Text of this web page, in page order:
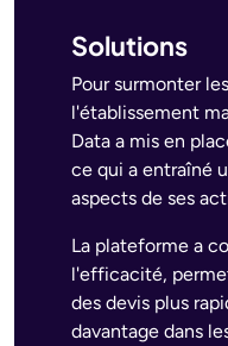
Solutions
Pour surmonter
l'établissement
Data a mis en
ce qui a entraîné
aspects de ses
La plateforme a
l'efficacité,
des devis plus
davantage dans